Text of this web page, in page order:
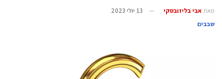
מאת אבי בליזובסקי
13 יולי 2023
‫שבבים‬